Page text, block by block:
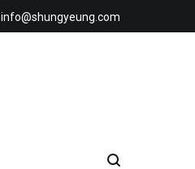
info@shungyeung.com